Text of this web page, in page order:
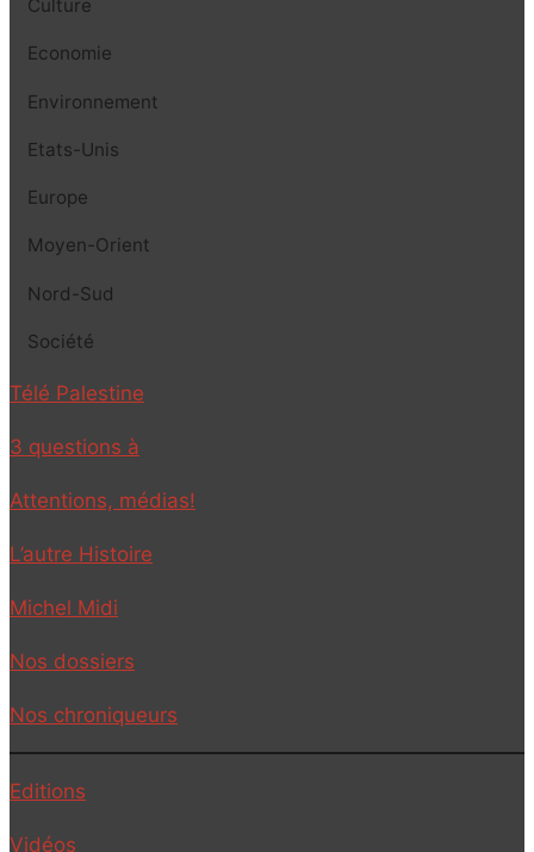
Culture
Economie
Environnement
Etats-Unis
Europe
Moyen-Orient
Nord-Sud
Société
Télé Palestine
3 questions à
Attentions, médias!
L’autre Histoire
Michel Midi
Nos dossiers
Nos chroniqueurs
Editions
Vidéos